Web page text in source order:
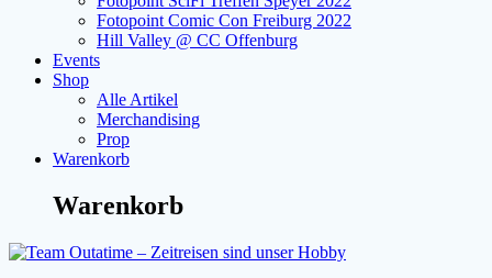
Fotopoint Comic Con Freiburg 2022
Hill Valley @ CC Offenburg
Events
Shop
Alle Artikel
Merchandising
Prop
Warenkorb
Warenkorb